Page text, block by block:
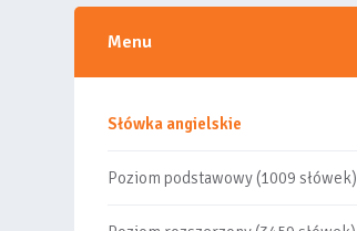
Menu
Słówka angielskie
Poziom podstawowy (1009 słówek)